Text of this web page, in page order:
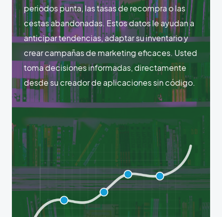
periodos punta, las tasas de recompra o las
cestas abandonadas. Estos datos le ayudan a
anticipar tendencias, adaptar su inventario y
crear campañas de marketing eficaces. Usted
toma decisiones informadas, directamente
desde su creador de aplicaciones sin código.